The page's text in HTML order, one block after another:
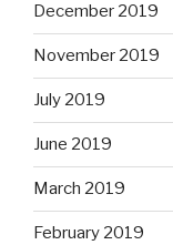
December 2019
November 2019
July 2019
June 2019
March 2019
February 2019